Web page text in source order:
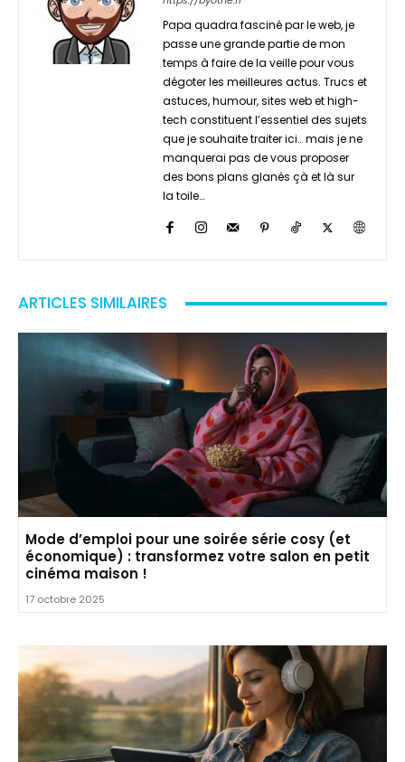
Papa quadra fasciné par le web, je
passe une grande partie de mon
temps à faire de la veille pour vous
dégoter les meilleures actus. Trucs et
astuces, humour, sites web et high-
tech constituent l’essentiel des sujets
que je souhaite traiter ici… mais je ne
manquerai pas de vous proposer
des bons plans glanés çà et là sur
la toile…
ARTICLES SIMILAIRES
Mode d’emploi pour une soirée série cosy (et
économique) : transformez votre salon en petit
cinéma maison !
17 octobre 2025